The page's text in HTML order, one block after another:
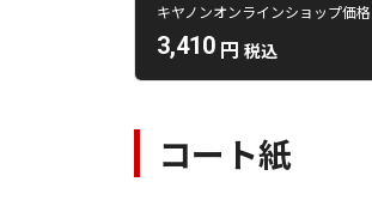
キヤノンオンラインショップ価格
3,410 円 税込
コート紙